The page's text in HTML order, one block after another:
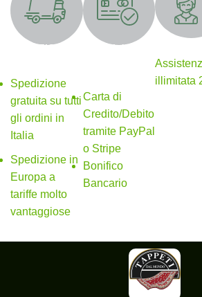
SPEDIZIONE
Spedizione
gratuita su tutti
gli ordini in
Italia
Spedizione in
Europa a
tariffe molto
vantaggiose
Metodi di
Carta di
Credito/Debito
tramite PayPal
o Stripe
Bonifico
Bancario
Supporto
illimitata